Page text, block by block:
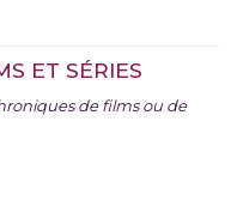
ET SÉRIES
de films ou de